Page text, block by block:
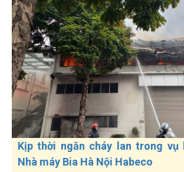
Kịp thời ngăn cháy lan trong vụ
Nhà máy Bia Hà Nội Habeco